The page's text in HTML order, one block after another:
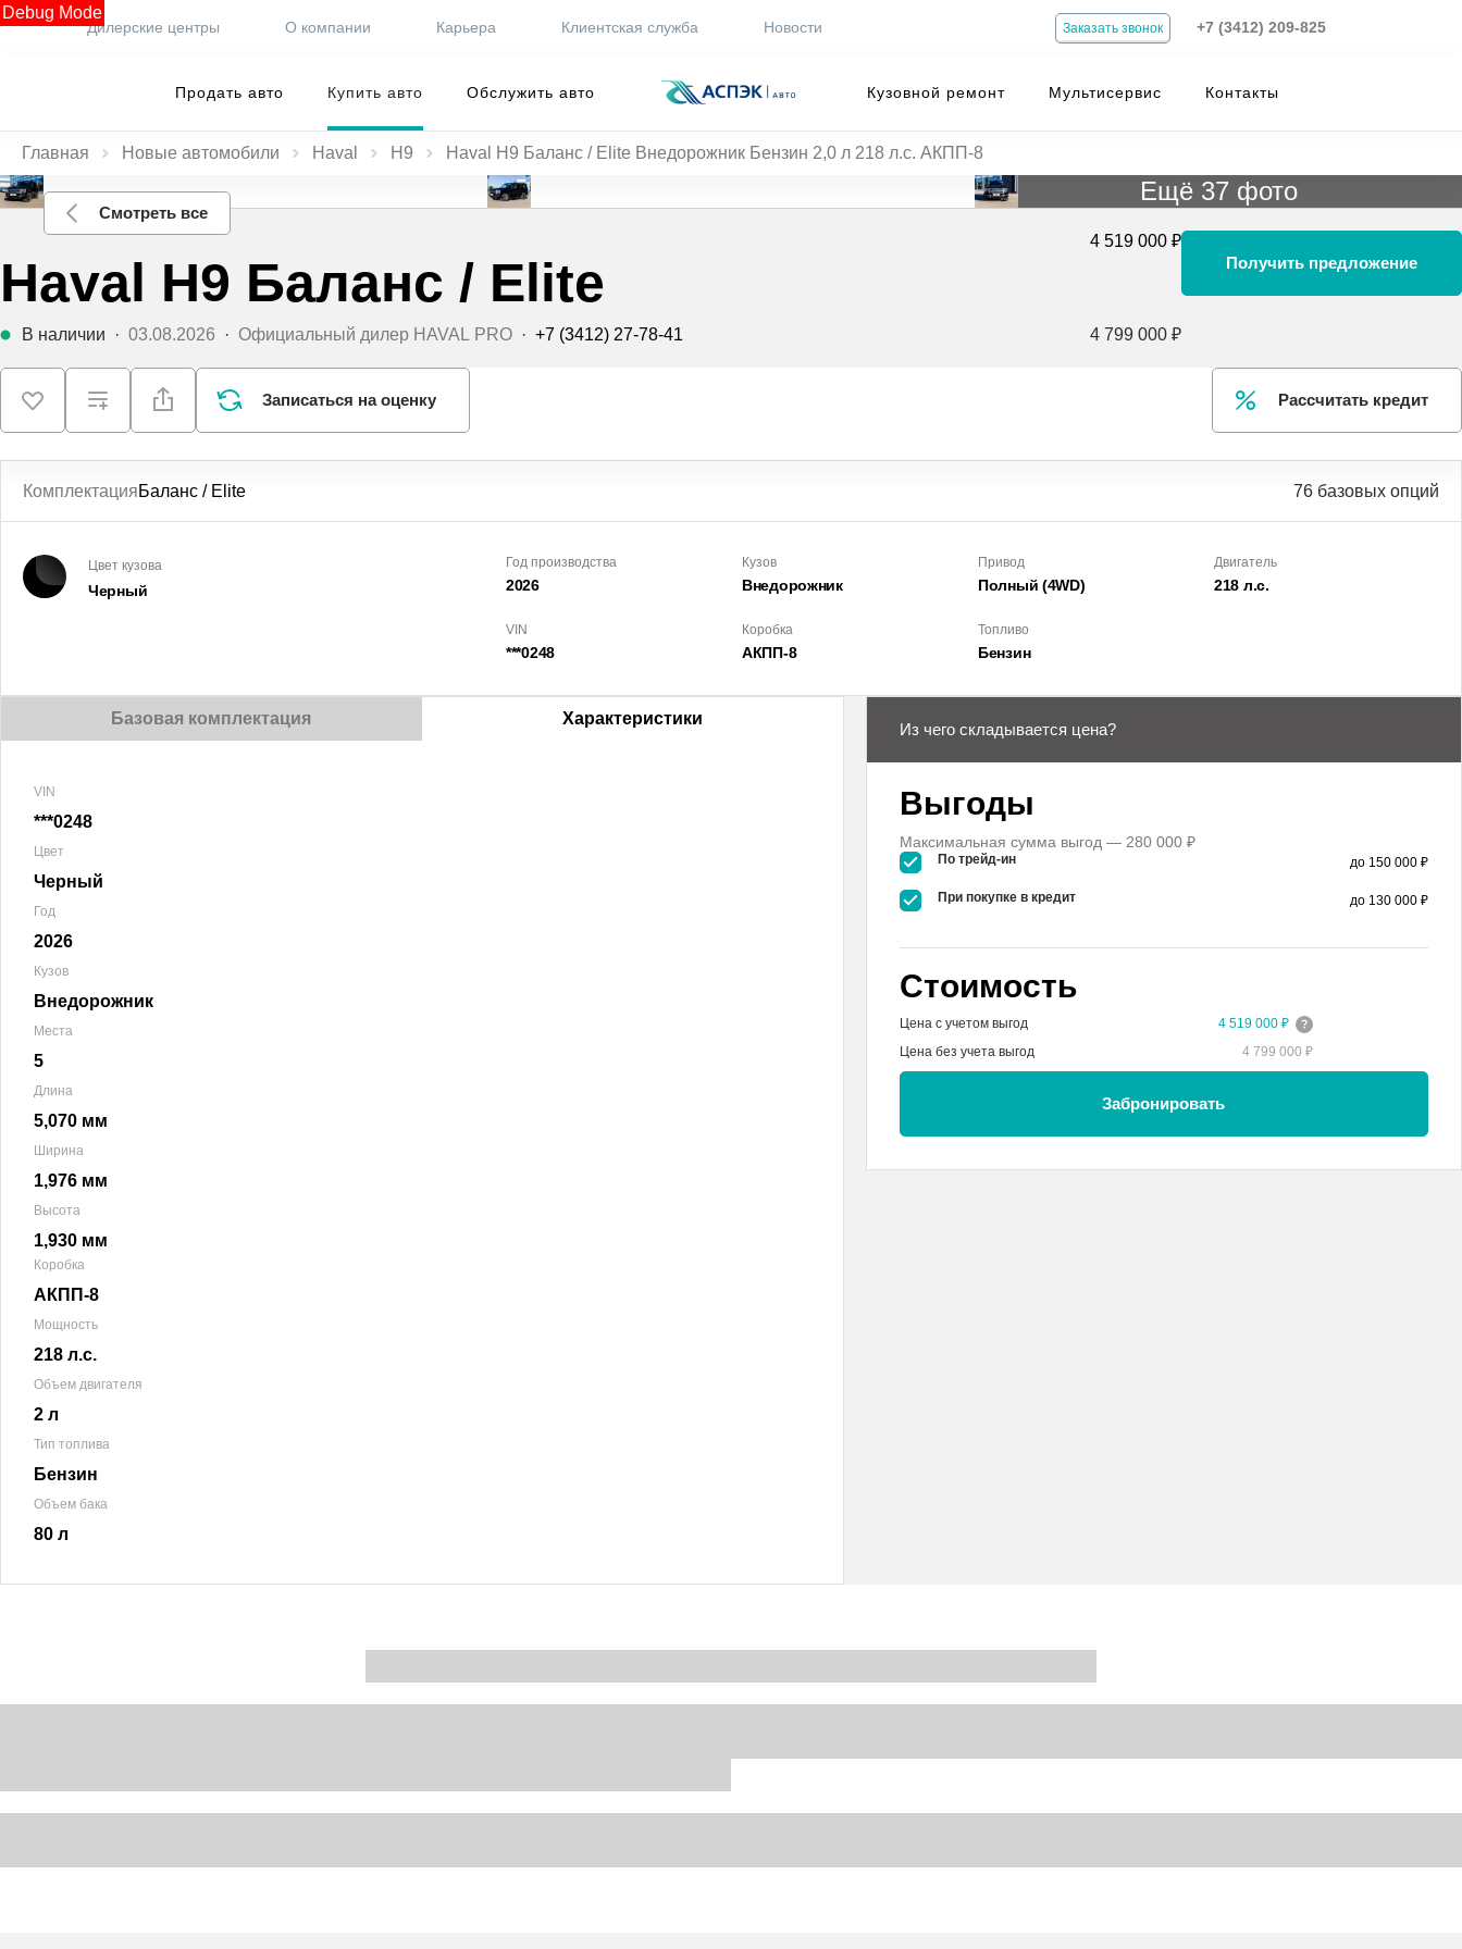
Debug Mode
Заказать звонок +7 (3412) 209-825
Дилерские центры О компании Карьера Клиентская служба Новости
Продать авто Купить авто Обслужить авто Кузовной ремонт Мультисервис Контакты
Главная Новые автомобили Haval H9 Haval H9 Баланс / Elite Внедорожник Бензин 2,0 л 218 л.с. АКПП-8
Ещё 37 фото
Смотреть все
Haval H9 Баланс / Elite
4 519 000 ₽
В наличии · 03.08.2026 · Официальный дилер HAVAL PRO · +7 (3412) 27-78-41 4 799 000 ₽
Получить предложение
Записаться на оценку Рассчитать кредит
КомплектацияБаланс / Elite 76 базовых опций
Цвет кузова
Черный
Год производства
2026
Кузов
Внедорож­ник
Привод
Полный (4WD)
Двигатель
218 л.с.
VIN
***0248
Коробка
АКПП-8
Топливо
Бензин
Базовая комплектация Характеристики
VIN
***0248
Цвет
Черный
Год
2026
Кузов
Внедорожник
Места
5
Длина
5,070 мм
Ширина
1,976 мм
Высота
1,930 мм
Коробка
АКПП-8
Мощность
218 л.с.
Объем двигателя
2 л
Тип топлива
Бензин
Объем бака
80 л
Из чего складывается цена?
Выгоды
Максимальная сумма выгод — 280 000 ₽
По трейд-ин до 150 000 ₽
При покупке в кредит до 130 000 ₽
Стоимость
Цена с учетом выгод
4 519 000 ₽
Цена без учета выгод
4 799 000 ₽
Забронировать